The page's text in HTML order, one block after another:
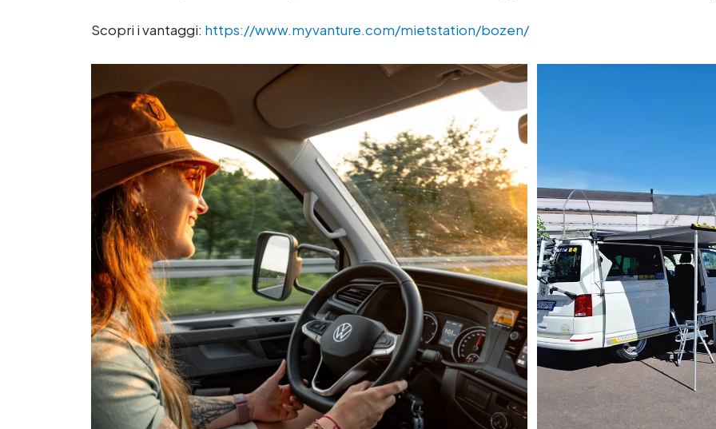
Scopri i vantaggi: https://www.myvanture.com/mietstation/bozen/